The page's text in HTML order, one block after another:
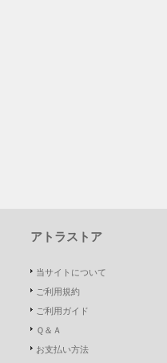
アトラストア
当サイトについて
ご利用規約
ご利用ガイド
Ｑ＆Ａ
お支払い方法